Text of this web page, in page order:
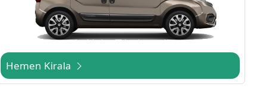
Hemen Kirala